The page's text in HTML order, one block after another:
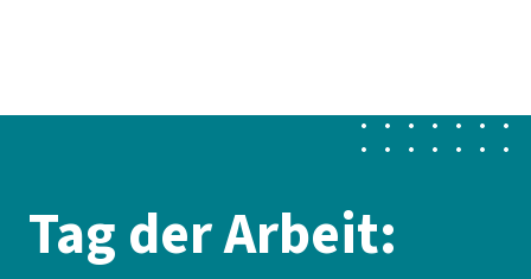
Mitmachen Politik
Tag der Arbeit: